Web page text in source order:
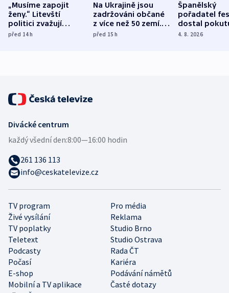
„Musíme zapojit
ženy.“ Litevští
politici zvažují
dohodu o
před 14h
Na Ukrajině jsou
zadržováni občané
z více než 50 zemí.
Bojovali na straně
před 15h
Španělský
pořadatel
dostal
nekalé
4. 8. 2026
TV program
Pro média
Živé vysílání
Reklama
TV poplatky
Studio Brno
Teletext
Studio Ostrava
Podcasty
Rada ČT
Počasí
Kariéra
E-shop
Podávání námětů
Mobilní a TV aplikace
Časté dotazy
Divácké centrum
každý všední den:8:00—16:00 hodin
261 136 113
info@ceskatelevize.cz